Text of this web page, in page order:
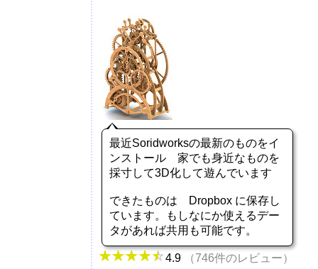
最近Soridworksの最新のものをイ
ンストール 家でも身近なものを
採寸して3D化して遊んでいます
できたものは Dropbox に保存し
ています。もしなにか使えるデー
タがあれば共用も可能です。
4.9 （746件のレビュー）